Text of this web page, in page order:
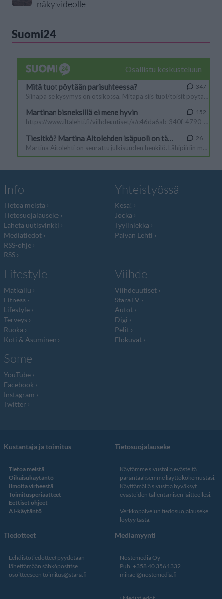
näky videolle
Suomi24
Info
Tietoa meistä
Tietosuojalauseke
Lähetä uutisvinkki
Mediatiedot
RSS-ohje
RSS
Yhteistyössä
Kesä!
Jocka
Tyyliniekka
Päivän Lehti
Lifestyle
Matkailu
Fitness
Lifestyle
Terveys
Ruoka
Koti & Asuminen
Viihde
Viihdeuutiset
StaraTV
Autot
Digi
Pelit
Elokuvat
Some
YouTube
Facebook
Instagram
Twitter
Kustantaja ja toimitus
Tietoa meistä
Oikaisukäytäntö
Ilmoita virheestä
Toimitusperiaatteet
Eettiset ohjeet
AI-käytäntö
Tietosuojalauseke
Käytämme sivustolla evästeitä
parantaaksemme käyttökokemustasi.
Käyttämällä sivustoa hyväksyt
evästeiden tallentamisen laitteellesi.
Verkkopalvelun tiedosuojalauseke
löytyy tästä.
Tiedotteet
Lehdistötiedotteet pyydetään
lähettämään sähköpostitse
osoitteeseen toimitus@stara.fi
Mediamyynti
Nostemedia Oy
Puh. +358 40 356 1332
mikael@nostemedia.fi